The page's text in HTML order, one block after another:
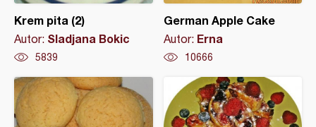
Krem pita (2)
Autor: Sladjana Bokic
5839
German Apple Cake
Autor: Erna
10666